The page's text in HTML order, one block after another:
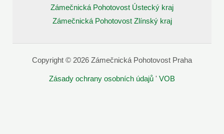
Zámečnická Pohotovost Ústecký kraj
Zámečnická Pohotovost Zlínský kraj
Copyright © 2026 Zámečnická Pohotovost Praha
Zásady ochrany osobních údajů ' VOB